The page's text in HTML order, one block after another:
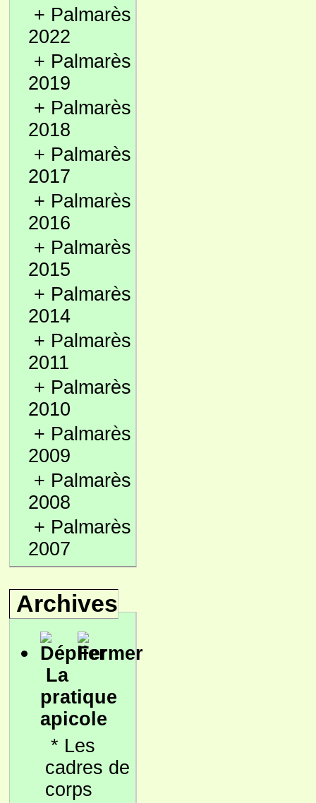
+ Palmarès
2022
+ Palmarès
2019
+ Palmarès
2018
+ Palmarès
2017
+ Palmarès
2016
+ Palmarès
2015
+ Palmarès
2014
+ Palmarès
2011
+ Palmarès
2010
+ Palmarès
2009
+ Palmarès
2008
+ Palmarès
2007
Archives
La
pratique
apicole
* Les
cadres de
corps